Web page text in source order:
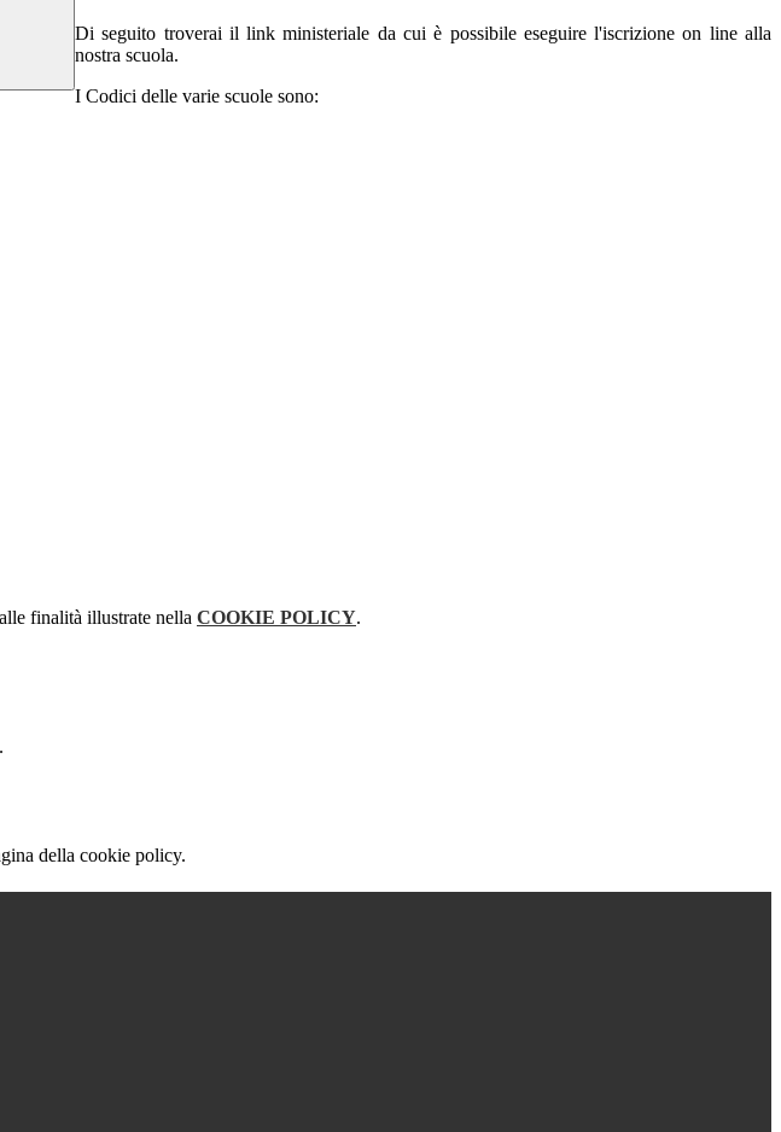
Di seguito troverai il link ministeriale da cui è possibile eseguire l'iscrizione on line alla
nostra scuola.
I Codici delle varie scuole sono:
finalità illustrate nella COOKIE POLICY.
della cookie policy.